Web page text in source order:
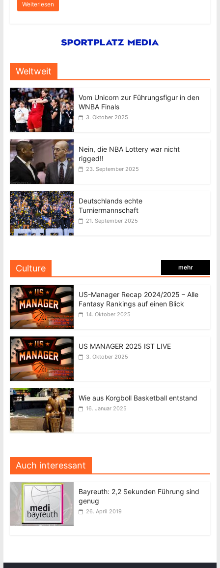
Weiterlesen
Weltweit
Vom Unicorn zur Führungsfigur in den
WNBA Finals
3. Oktober 2025
Nein, die NBA Lottery war nicht
rigged!!
23. September 2025
Deutschlands echte
Turniermannschaft
21. September 2025
Culture mehr
US-Manager Recap 2024/2025 – Alle
Fantasy Rankings auf einen Blick
14. Oktober 2025
US MANAGER 2025 IST LIVE
3. Oktober 2025
Wie aus Korgboll Basketball entstand
16. Januar 2025
Auch interessant
Bayreuth: 2,2 Sekunden Führung sind
genug
26. April 2019